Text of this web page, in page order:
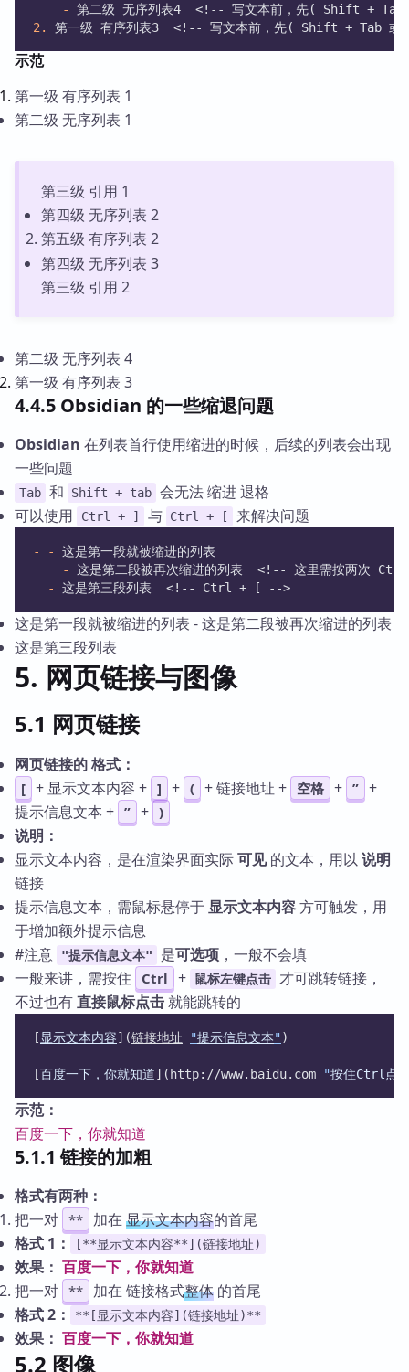
-
第二级 无序列表4  <!-- 写文本前，先( Shift +
2.
第一级 有序列表3  <!-- 写文本前，先( Shift + Tab
示范
第一级 有序列表 1
第二级 无序列表 1
第三级 引用 1
第四级 无序列表 2
第五级 有序列表 2
第四级 无序列表 3
第三级 引用 2
第二级 无序列表 4
第一级 有序列表 3
4.4.5 Obsidian 的一些缩退问题
Obsidian 在列表首行使用缩进的时候，后续的列表会出现
一些问题
Tab 和 Shift + tab 会无法 缩进 退格
可以使用
Ctrl + ] 与 Ctrl + [ 来解决问题
- -
这是第一段就被缩进的列表
-
这是第二段被再次缩进的列表  <!-- 这里需按两次
-
这是第三段列表  <!-- Ctrl + [ -->
这是第一段就被缩进的列表 - 这是第二段被再次缩进的列表
这是第三段列表
5. 网页链接与图像
5.1 网页链接
网页链接的 格式：
[ + 显示文本内容 + ] + ( + 链接地址 + 空格 + ” +
提示信息文本 + ” + )
说明：
显示文本内容，是在渲染界面实际可见的文本，用以 说明
链接
提示信息文本，需鼠标悬停于显示文本内容方可触发，用
于增加额外提示信息
#注意
"提示信息文本" 是可选项，一般不会填
一般来讲，需按住
Ctrl + 鼠标左键点击 才可跳转链接，
不过也有直接鼠标点击就能跳转的
[显示文本内容](链接地址 "提示信息文本" )
[百度一下，你就知道]( http://www.baidu.com "按住Ctrl点
示范：
百度一下，你就知道
5.1.1 链接的加粗
格式有两种：
把一对 ** 加在 显示文本内容的首尾
格式 1：
[**显示文本内容**](链接地址)
效果： 百度一下，你就知道
把一对 ** 加在 链接格式整体 的首尾
格式 2：
**[显示文本内容](链接地址)**
效果： 百度一下，你就知道
5.2 图像